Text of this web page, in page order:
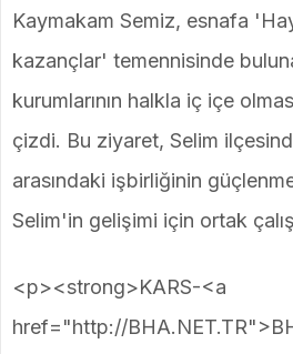
Kaymakam Semiz, esnafa
kazançlar' temennisinde
kurumlarının halkla iç içe
çizdi. Bu ziyaret, Selim
arasındaki işbirliğinin
Selim'in gelişimi için ortak
<p><strong>KARS-<a
href="http://